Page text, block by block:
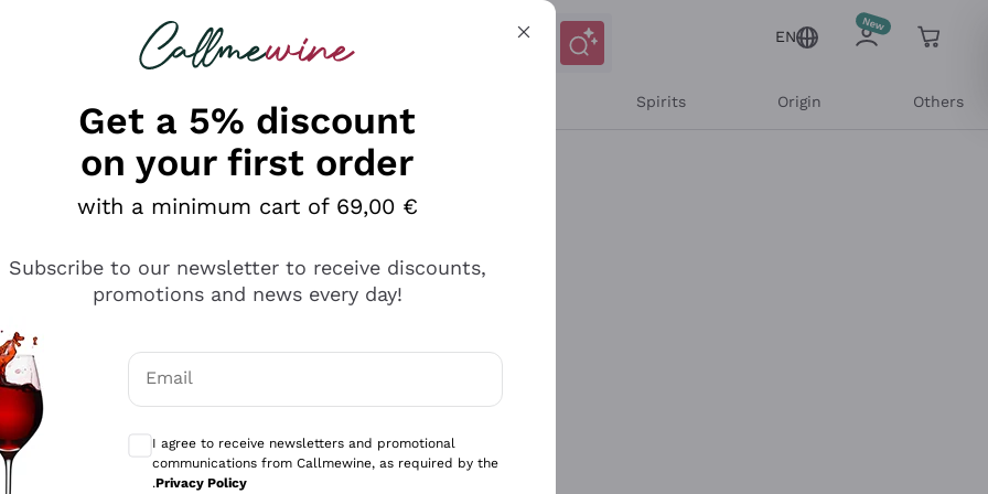
looking for
EN
Spirits Origin Others
Get a 5% discount
on your first order
with a minimum cart of 69,00 €
Subscribe to our newsletter to receive discounts,
promotions and news every day!
Email
I agree to receive newsletters and promotional
communications from Callmewine, as required by the
.Privacy Policy